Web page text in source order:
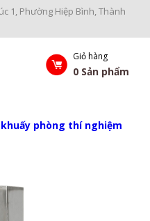
1, Phường Hiệp Bình, Thành
Giỏ hàng
0 Sản phẩm
phòng thí nghiệm